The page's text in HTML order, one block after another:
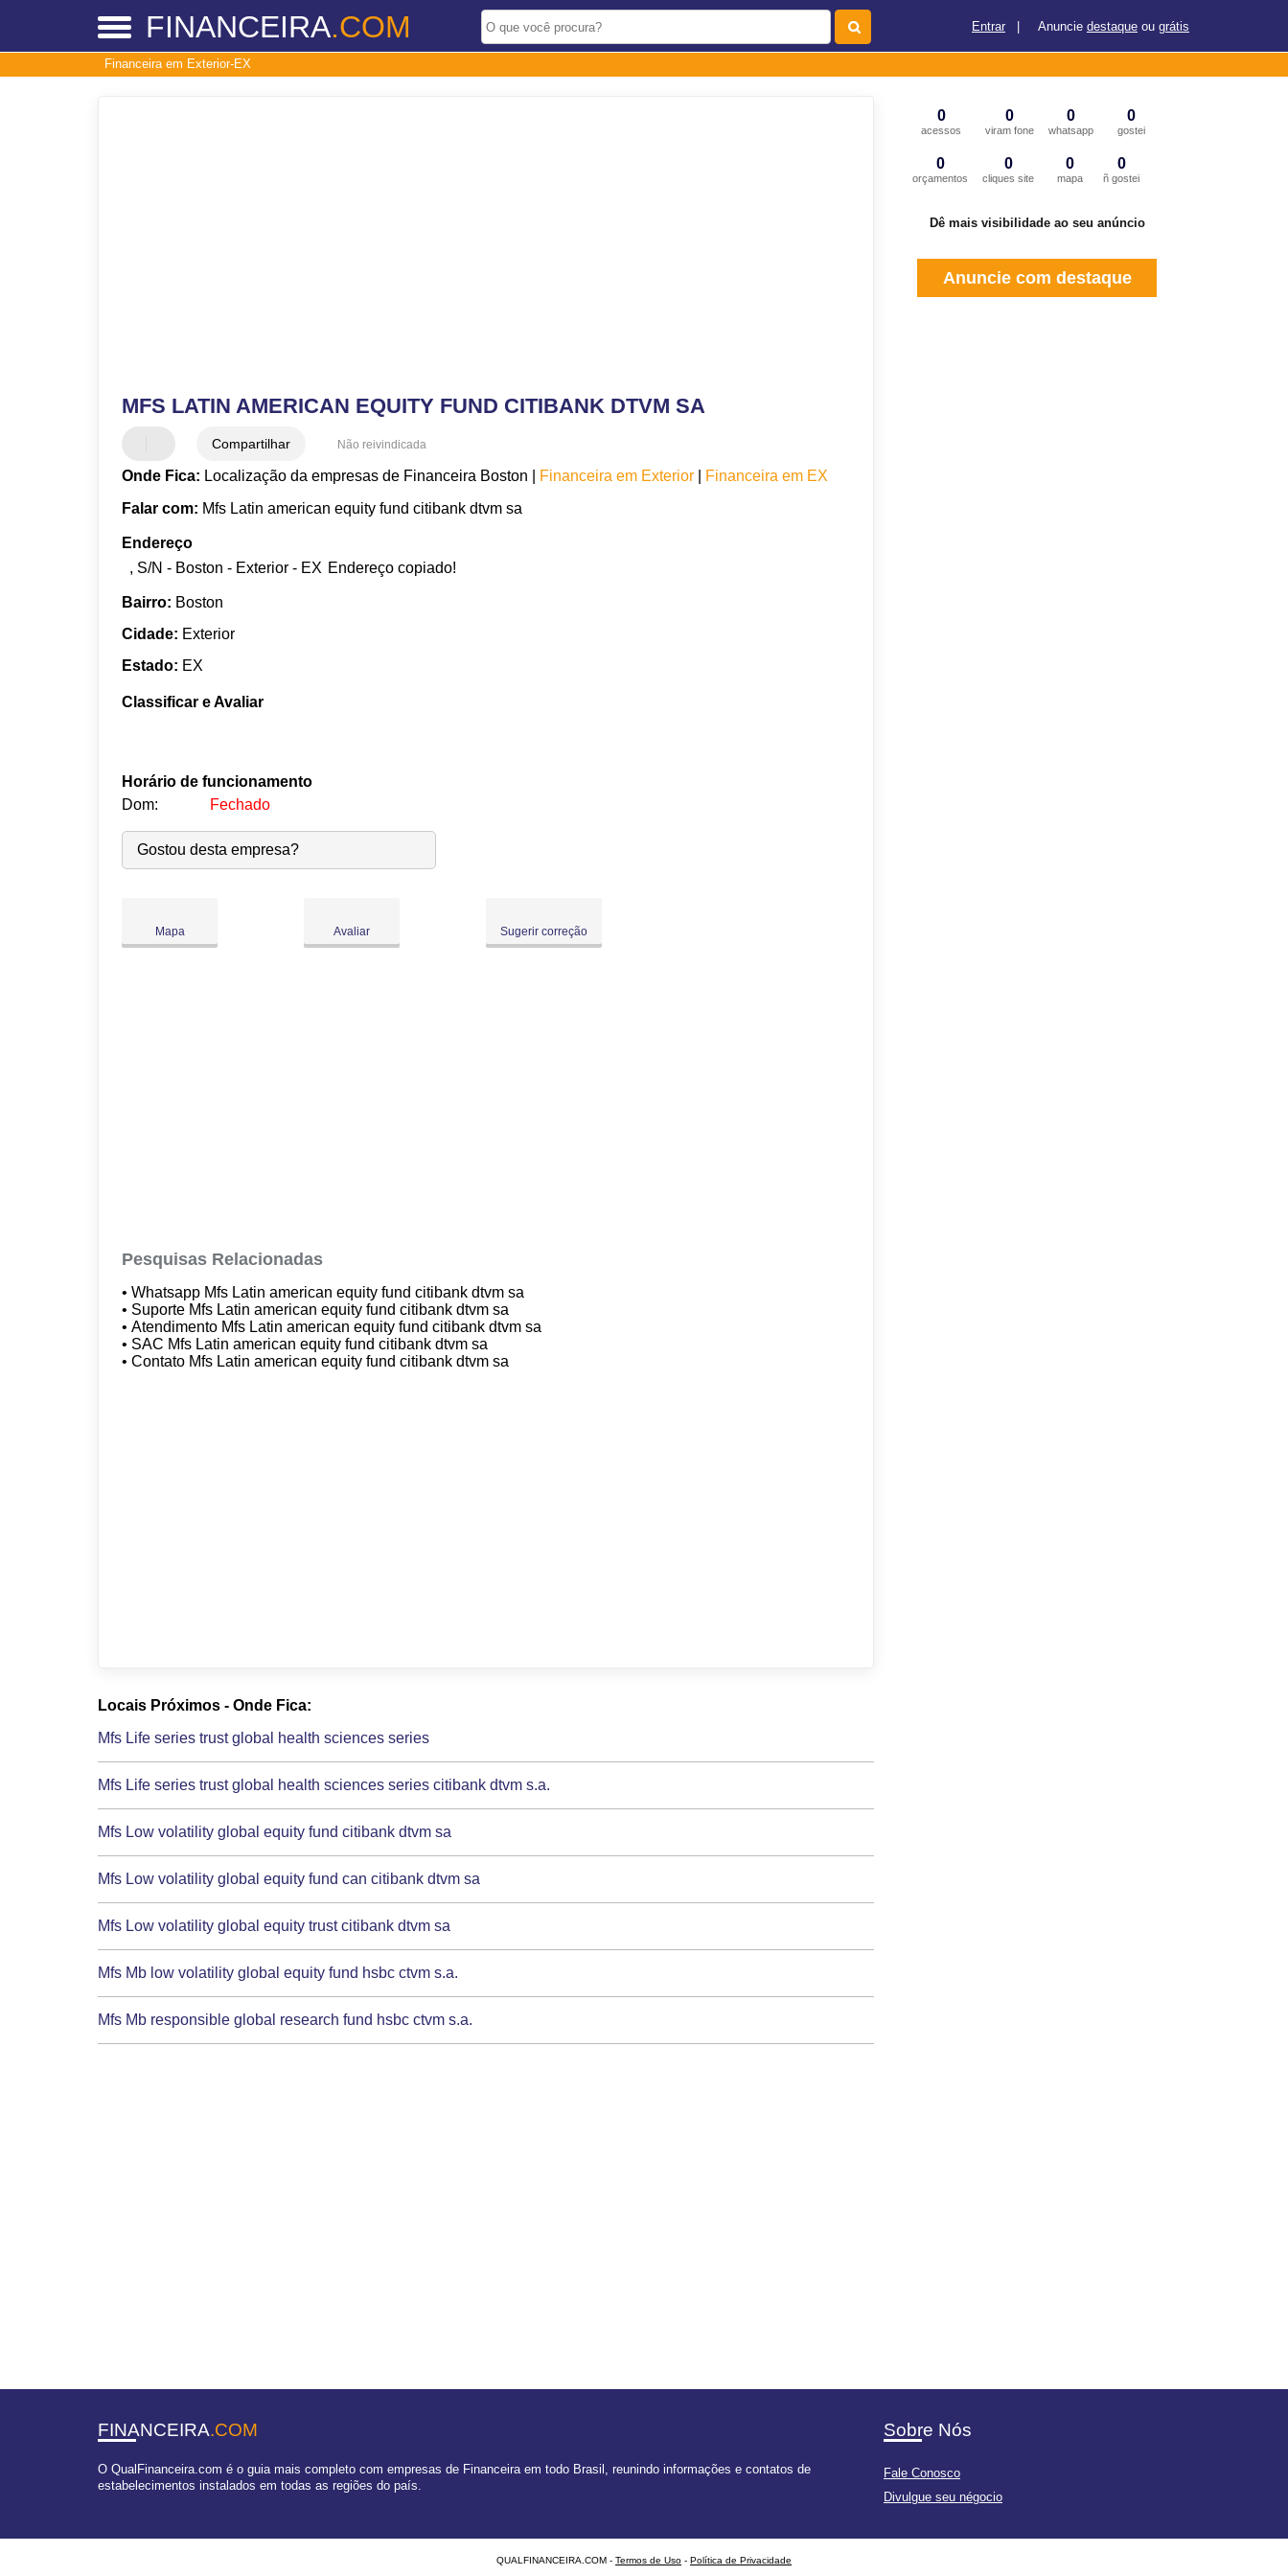
FINANCEIRA.COM Entrar Anuncie destaque ou grátis
Financeira em Exterior-EX
MFS LATIN AMERICAN EQUITY FUND CITIBANK DTVM SA
Compartilhar Não reivindicada
Onde Fica: Localização da empresas de Financeira Boston | Financeira em Exterior
Financeira em EX
Falar com: Mfs Latin american equity fund citibank dtvm sa
Endereço
, S/N - Boston - Exterior - EX Endereço copiado!
Bairro: Boston
Cidade: Exterior
Estado: EX
Classificar e Avaliar
Horário de funcionamento
Dom:
Fechado
Seg: 09:00
Ter:
09:00-18:00
Sex:
Gostou desta empresa?
Mapa Avaliar Sugerir correção
Pesquisas Relacionadas
• Whatsapp Mfs Latin american equity fund citibank dtvm sa
• Suporte Mfs Latin american equity fund citibank dtvm sa
• Atendimento Mfs Latin american equity fund citibank dtvm sa
• SAC Mfs Latin american equity fund citibank dtvm sa
• Contato Mfs Latin american equity fund citibank dtvm sa
Locais Próximos - Onde Fica:
Mfs Life series trust global health sciences series
Mfs Life series trust global health sciences series citibank dtvm s.a.
Mfs Low volatility global equity fund citibank dtvm sa
Mfs Low volatility global equity fund can citibank dtvm sa
Mfs Low volatility global equity trust citibank dtvm sa
Mfs Mb low volatility global equity fund hsbc ctvm s.a.
Mfs Mb responsible global research fund hsbc ctvm s.a.
0
acessos
0
viram fone
0
whatsapp
0
gostei
0
orçamentos
0
cliques site
0
mapa
0
ñ gostei
Dê mais visibilidade ao seu anúncio
Anuncie com destaque
FINANCEIRA.COM
O QualFinanceira.com é o guia mais completo com empresas de Financeira em todo Brasil, reunindo informações e contatos de
estabelecimentos instalados em todas as regiões do país.
Sobre Nós
Fale Conosco
Divulgue seu négocio
QUALFINANCEIRA.COM - Termos de Uso - Política de Privacidade